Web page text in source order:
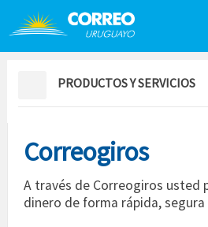
Saltar al contenido
PRODUCTOS Y SERVICIOS
Correogiros
A través de Correogiros usted
dinero de forma rápida, segura